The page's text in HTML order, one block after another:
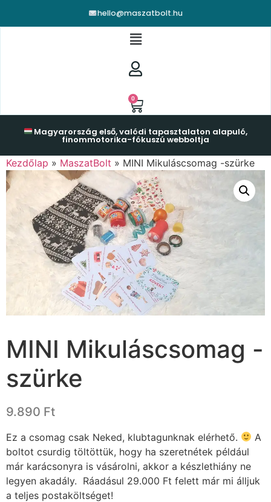
hello@maszatbolt.hu
0
Magyarország első, valódi tapasztalaton alapuló,
finommotorika-fókuszú webboltja
Kezdőlap » MaszatBolt » MINI Mikuláscsomag -szürke
MINI Mikuláscsomag -
szürke
9.890 Ft
Ez a csomag csak Neked, klubtagunknak elérhető.
A
boltot csurdig töltöttük, hogy ha szeretnétek például
már karácsonyra is vásárolni, akkor a készlethiány ne
legyen akadály. Ráadásul 29.000 Ft felett már mi álljuk
a teljes postaköltséget!